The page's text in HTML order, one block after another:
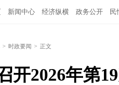
新闻中心 经济纵横 政务公开 民
> 时政要闻 > 正文
开2026年第